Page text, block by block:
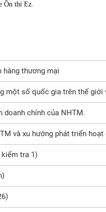
Ôn thi Ez.
hàng thương mại
một số quốc gia trên thế giới
doanh chính của NHTM.
và xu hướng phát triển
kiểm tra 1)